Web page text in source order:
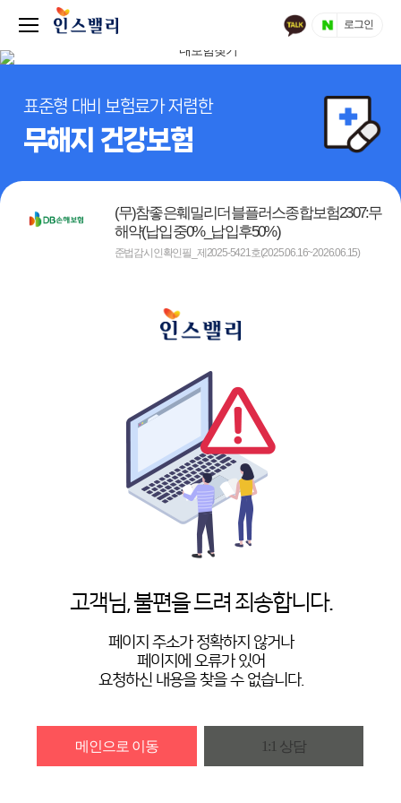
로그인
표준형 대비 보험료가 저렴한
무해지 건강보험
(무)참좋은훼밀리더블플러스종합보험2307:무
해약(납입중0%_납입후50%)
준법감시인확인필_제2025-5421호(2025.06.16~2026.06.15)
고객님, 불편을 드려 죄송합니다.
페이지 주소가 정확하지 않거나
페이지에 오류가 있어
요청하신 내용을 찾을 수 없습니다.
메인으로 이동 1:1 상담